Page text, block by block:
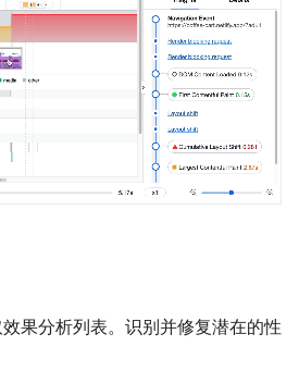
果分析列表。识别并修复潜在的性